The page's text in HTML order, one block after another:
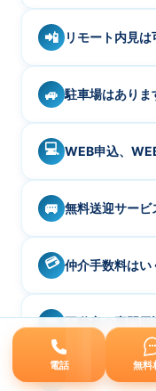
ださい。
LINE・お問い合
📲 リモート内見は
地からご案内し
🚙 駐車場はありま
さい。※イオンス
います。
💻 WEB申込、
い合わせ下さい。
🚐 無料送迎サービ
予約制）がござ
セクションをご
ご相談ください。
💳 仲介手数料はい
売買は売買価格
分×消費税となり
部他社で見られ
る費用、除菌抗
📖 不動産の専門用
A サイト内の「不動
の専門用語」を
売却の査定は無
電話 無料